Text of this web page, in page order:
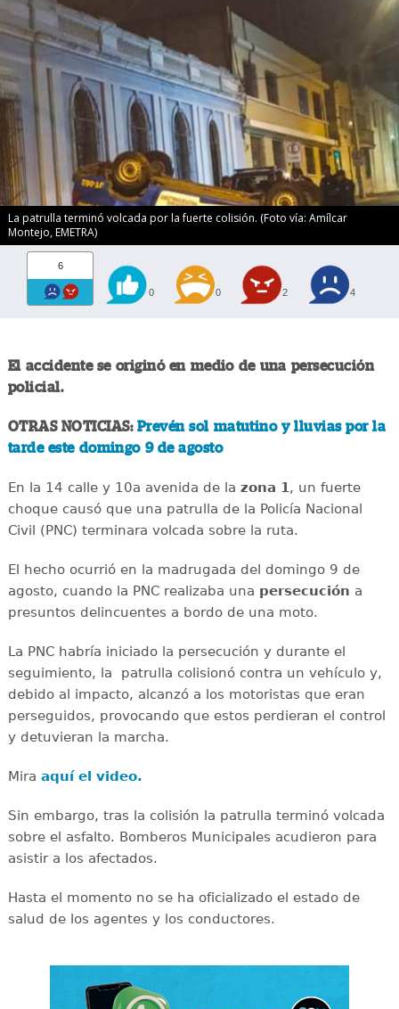
La patrulla terminó volcada por la fuerte colisión. (Foto vía: Amílcar
Montejo, EMETRA)
6
0 0 2 4
El accidente se originó en medio de una persecución
policial.
OTRAS NOTICIAS:Prevén sol matutino y lluvias por la
tarde este domingo 9 de agosto
En la 14 calle y 10a avenida de la zona 1, un fuerte
choque causó que una patrulla de la Policía Nacional
Civil (PNC) terminara volcada sobre la ruta.
El hecho ocurrió en la madrugada del domingo 9 de
agosto, cuando la PNC realizaba una persecución a
presuntos delincuentes a bordo de una moto.
La PNC habría iniciado la persecución y durante el
seguimiento, la patrulla colisionó contra un vehículo y,
debido al impacto, alcanzó a los motoristas que eran
perseguidos, provocando que estos perdieran el control
y detuvieran la marcha.
Mira aquí el video.
Sin embargo, tras la colisión la patrulla terminó volcada
sobre el asfalto. Bomberos Municipales acudieron para
asistir a los afectados.
Hasta el momento no se ha oficializado el estado de
salud de los agentes y los conductores.